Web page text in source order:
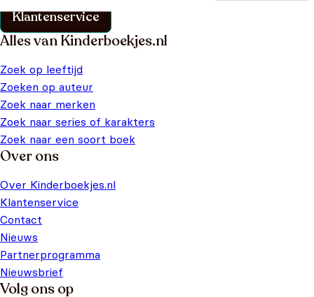
Klantenservice
Alles van Kinderboekjes.nl
Zoek op leeftijd
Zoeken op auteur
Zoek naar merken
Zoek naar series of karakters
Zoek naar een soort boek
Over ons
Over Kinderboekjes.nl
Klantenservice
Contact
Nieuws
Partnerprogramma
Nieuwsbrief
Volg ons op